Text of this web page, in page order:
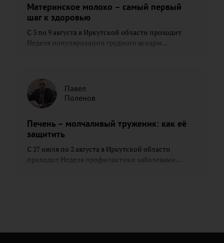
Материнское молоко – самый первый
шаг к здоровью
С 3 по 9 августа в Иркутской области проходит
Неделя популяризации грудного вскарм...
Павел
Поленов
Печень – молчаливый труженик: как её
защитить
С 27 июля по 2 августа в Иркутской области
проходит Неделя профилактики заболевани...